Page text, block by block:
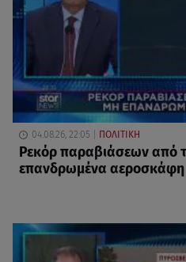
04.08.26, 22:05 ΠΟΛΙΤΙΚΗ
Ρεκόρ παραβιάσεων από
επανδρωμένα αεροσκάφη